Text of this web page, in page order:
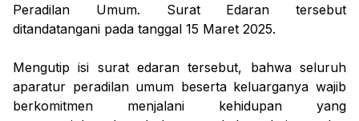
Peradilan Umum. Surat Edaran tersebut
ditandatangani pada tanggal 15 Maret 2025.
Mengutip isi surat edaran tersebut, bahwa seluruh
aparatur peradilan umum beserta keluarganya wajib
berkomitmen menjalani kehidupan yang